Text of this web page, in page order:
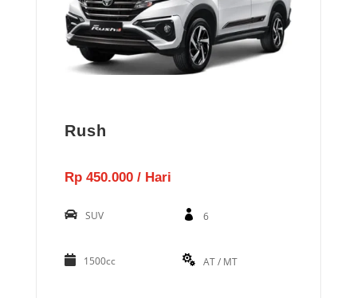
Rush
Rp 450.000 / Hari
SUV 6
1500cc AT / MT